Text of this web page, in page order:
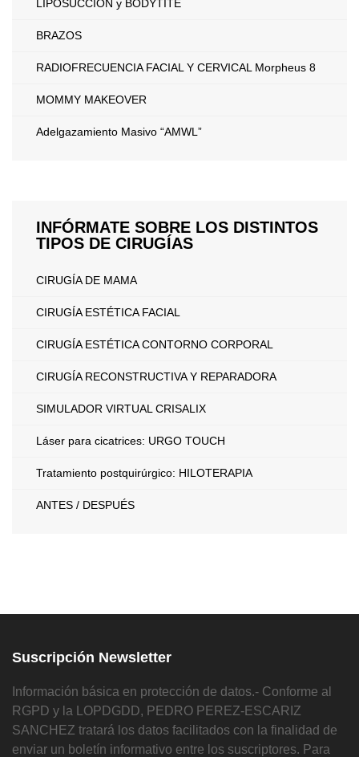
LIPOSUCCION y BODYTITE
BRAZOS
RADIOFRECUENCIA FACIAL Y CERVICAL Morpheus 8
MOMMY MAKEOVER
Adelgazamiento Masivo “AMWL”
INFÓRMATE SOBRE LOS DISTINTOS
TIPOS DE CIRUGÍAS
CIRUGÍA DE MAMA
CIRUGÍA ESTÉTICA FACIAL
CIRUGÍA ESTÉTICA CONTORNO CORPORAL
CIRUGÍA RECONSTRUCTIVA Y REPARADORA
SIMULADOR VIRTUAL CRISALIX
Láser para cicatrices: URGO TOUCH
Tratamiento postquirúrgico: HILOTERAPIA
ANTES / DESPUÉS
Suscripción Newsletter
Información básica en protección de datos.- Conforme al
RGPD y la LOPDGDD, PEDRO PEREZ-ESCARIZ
SANCHEZ tratará los datos facilitados con la finalidad de
enviar un boletín informativo entre los suscriptores. Para